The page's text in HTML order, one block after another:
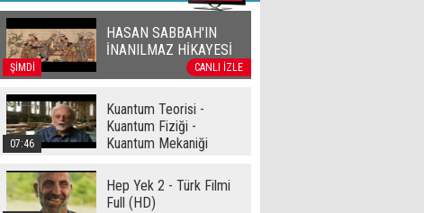
ŞİMDİ CANLI İZLE
HASAN SABBAH'IN
İNANILMAZ HİKAYESİ
07:46
Kuantum Teorisi -
Kuantum Fiziği -
Kuantum Mekaniği
Hep Yek 2 - Türk Filmi
Full (HD)